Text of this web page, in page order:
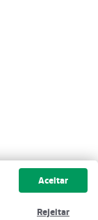
Aceitar
Rejeitar